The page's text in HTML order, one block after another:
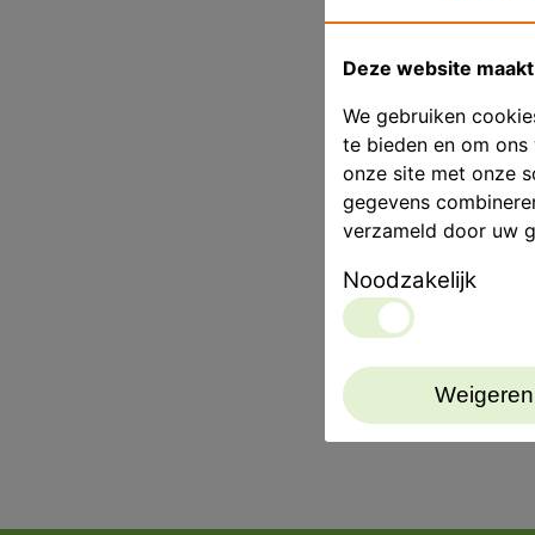
Deze website
We gebruiken
te bieden en om
onze site met onze
gegevens
verzameld door uw
Noodzakelijk
Weigeren